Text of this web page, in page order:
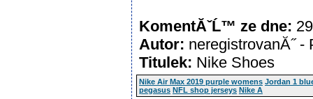
KomentĂˇĹ™ ze dne:
Autor: neregistrovanĂ˝
Titulek: Nike Shoes
Nike Air Max 2019 purple womens Jordan 1
pegasus NFL shop jerseys Nike A